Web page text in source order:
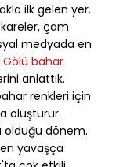
ilk gelen yer.
çam
medyada en
bahar
anlattık.
renkleri için
oluşturur.
olduğu dönem.
yavaşça